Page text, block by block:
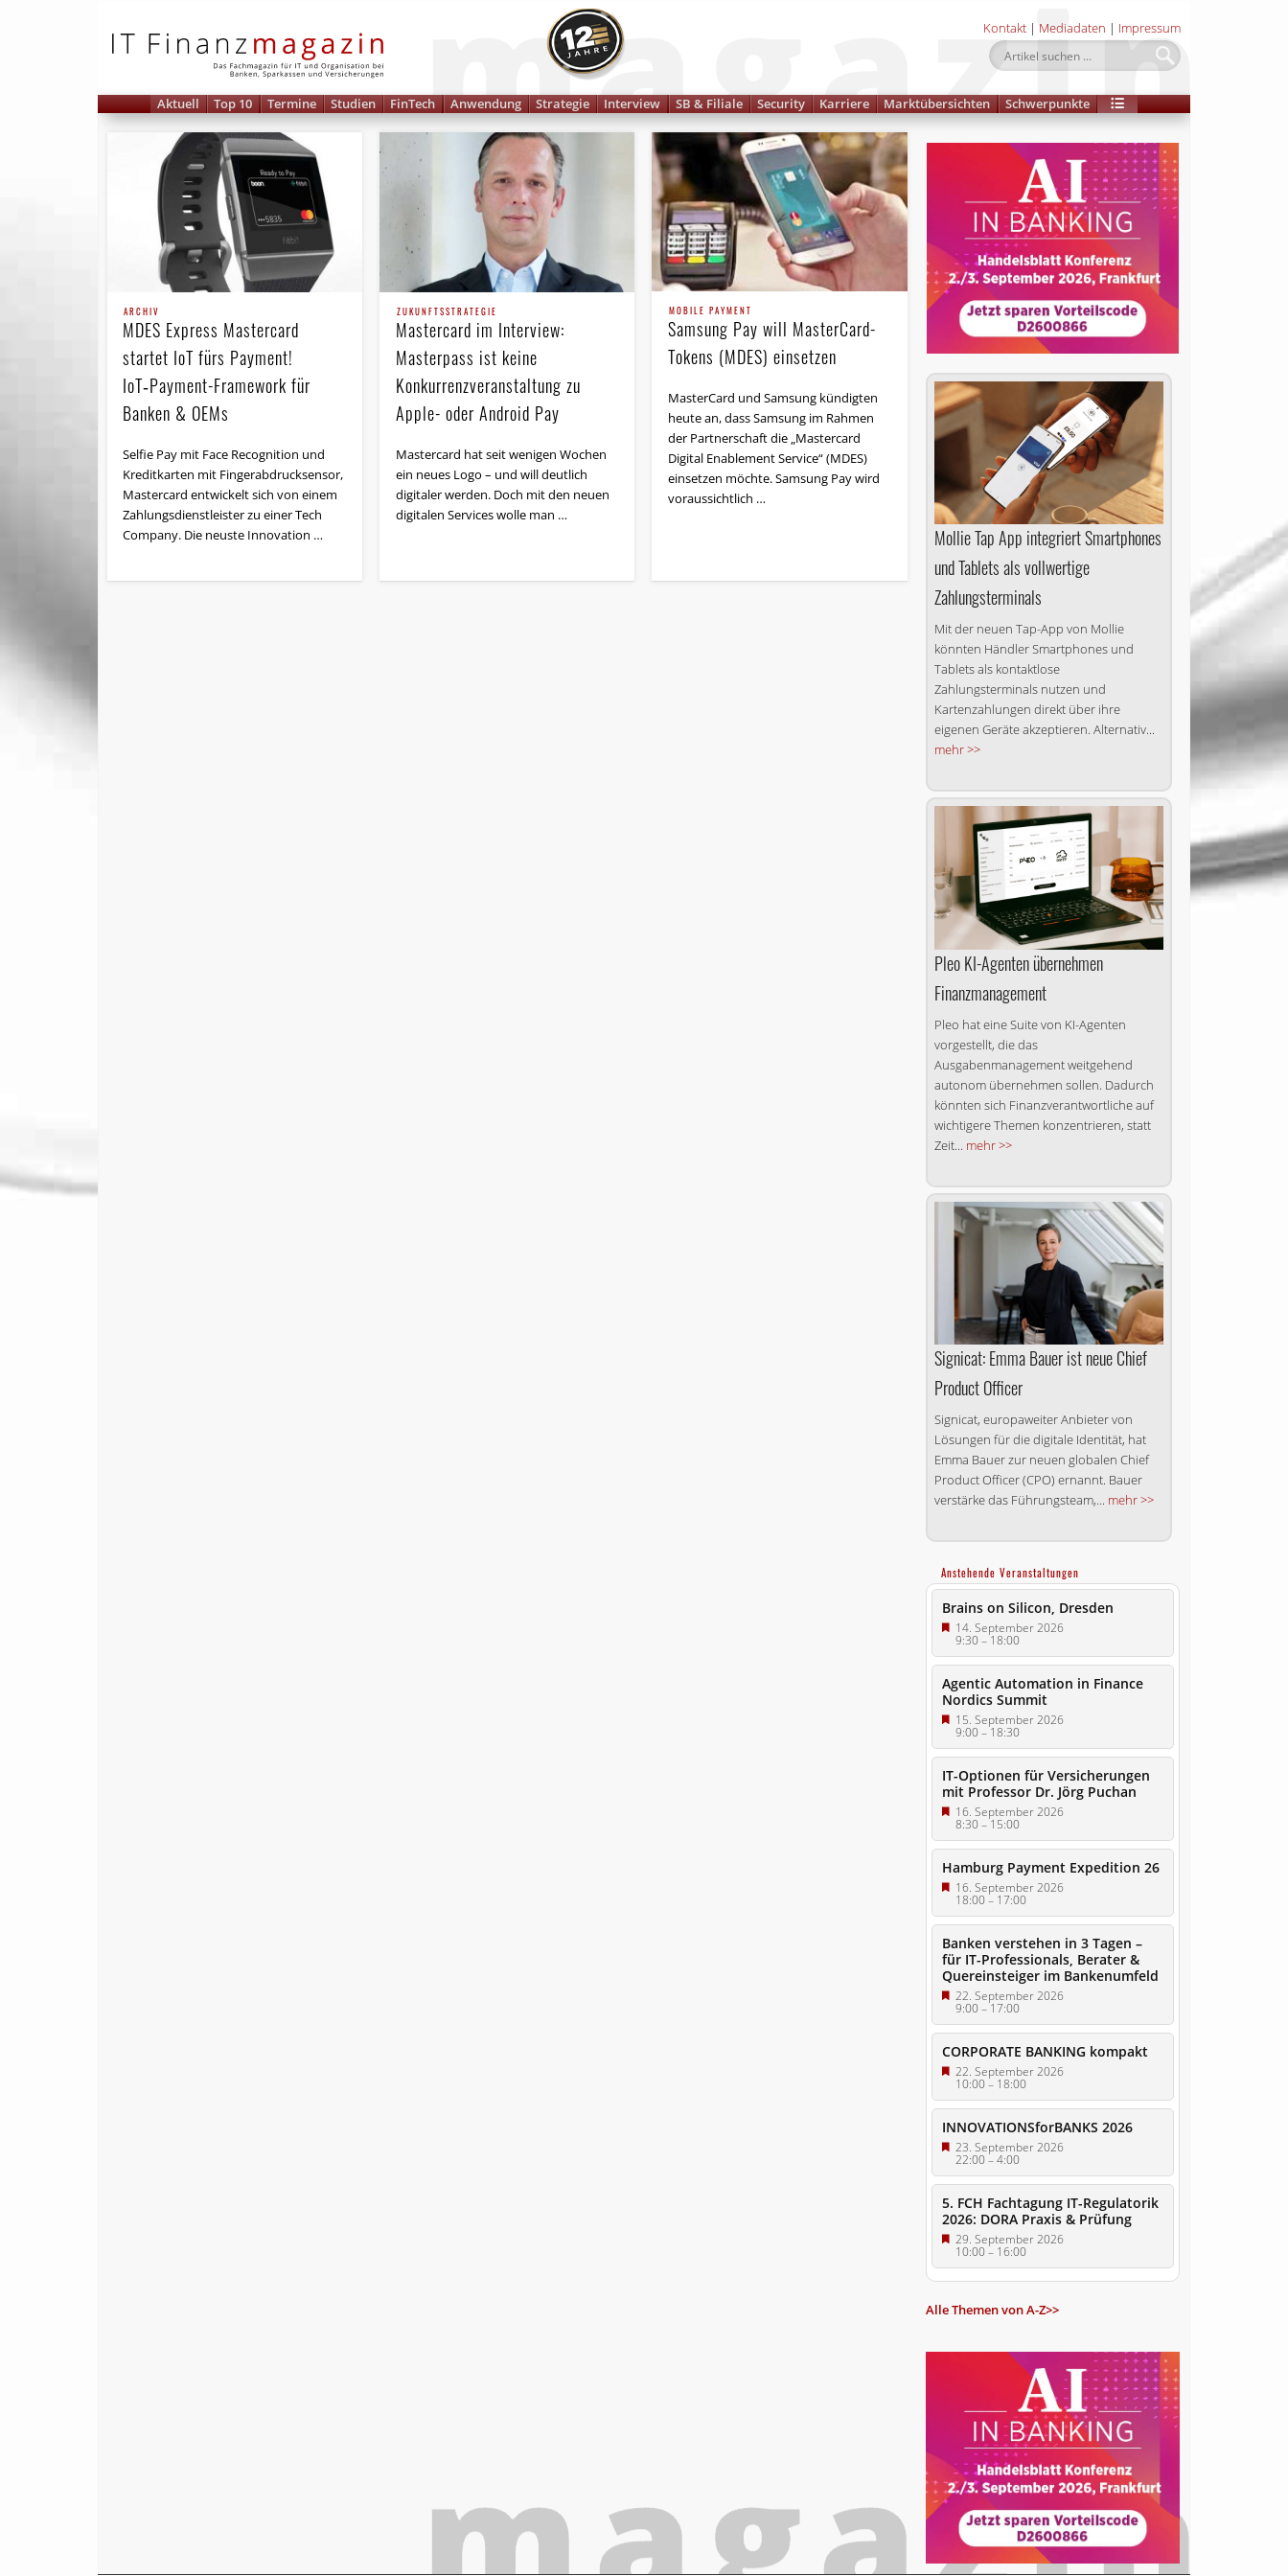
Kontakt | Mediadaten | Impressum
Aktuell Top 10 Termine Studien FinTech Anwendung Strategie Interview SB & Filiale Security Karriere Marktübersichten Schwerpunkte
ARCHIV
MDES Express Mastercard
startet IoT fürs Payment!
IoT‑Payment-Framework für
Banken & OEMs
Selfie Pay mit Face Recognition und
Kreditkarten mit Finger­ab­druck­sensor,
Mastercard entwickelt sich von einem
Zahlungsdienstleister zu einer Tech
Company. Die neuste Innovation …
ZUKUNFTSSTRATEGIE
Mastercard im Interview:
Masterpass ist keine
Konkurrenzveranstaltung zu
Apple- oder Android Pay
Mastercard hat seit wenigen Wochen
ein neues Logo – und will deutlich
digitaler werden. Doch mit den neuen
digitalen Services wolle man …
MOBILE PAYMENT
Samsung Pay will MasterCard-
Tokens (MDES) einsetzen
MasterCard und Samsung kündigten
heute an, dass Samsung im Rahmen
der Partnerschaft die „Mastercard
Digital Enablement Service“ (MDES)
einsetzen möchte. Samsung Pay wird
voraussichtlich …
Mollie Tap App integriert Smartphones
und Tablets als vollwertige
Zahlungsterminals
Mit der neuen Tap-App von Mollie
könnten Händler Smartphones und
Tablets als kontaktlose
Zahlungsterminals nutzen und
Kartenzahlungen direkt über ihre
eigenen Geräte akzeptieren. Alternativ...
mehr >>
Pleo KI-Agenten übernehmen
Finanzmanagement
Pleo hat eine Suite von KI-Agenten
vorgestellt, die das
Ausgabenmanagement weitgehend
autonom übernehmen sollen. Dadurch
könnten sich Finanzverantwortliche auf
wichtigere Themen konzentrieren, statt
Zeit... mehr >>
Signicat: Emma Bauer ist neue Chief
Product Officer
Signicat, europaweiter Anbieter von
Lösungen für die digitale Identität, hat
Emma Bauer zur neuen globalen Chief
Product Officer (CPO) ernannt. Bauer
verstärke das Führungsteam,... mehr >>
Anstehende Veranstaltungen
Brains on Silicon, Dresden
14. September 2026
9:30–18:00
Agentic Automation in Finance
Nordics Summit
15. September 2026
9:00–18:30
IT-Optionen für Versicherungen
mit Professor Dr. Jörg Puchan
16. September 2026
8:30–15:00
Hamburg Payment Expedition 26
16. September 2026
18:00– 17:00
Banken verstehen in 3 Tagen –
für IT-Professionals, Berater &
Quereinsteiger im Bankenumfeld
22. September 2026
9:00–17:00
CORPORATE BANKING kompakt
22. September 2026
10:00– 18:00
INNOVATIONSforBANKS 2026
23. September 2026
22:00–4:00
5. FCH Fachtagung IT-Regulatorik
2026: DORA Praxis & Prüfung
29. September 2026
10:00– 16:00
Alle Themen von A-Z>>